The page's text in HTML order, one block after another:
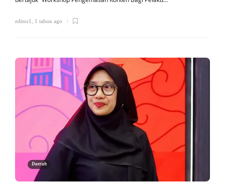
editor1 1 tahun ago
Daerah